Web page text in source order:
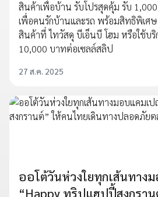
สินค้าเพื่อบ้าน รับโปรสุดคุ้ม รับ
เพื่อคนรักบ้านและรถ พร้อมสิทธิพิเศ
สินค้าที่ ไทวัสดุ บีเอ็นบี โฮม หรือใช้บ
10,000 บาทต่อเซลล์สลิป
27 ส.ค. 2025
ออโต้วันห่วงใยทุกเส้นทาง
“Happy ทริปแฮปปี้สงกรา